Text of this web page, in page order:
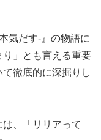
気だす-』の物語に
」とも言える重要
て徹底的に深掘りし
、「リリアって